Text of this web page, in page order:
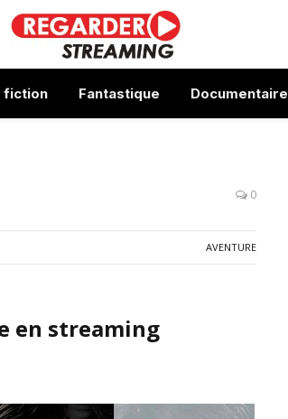
fiction Fantastique Documentaire
0
AVENTURE
en streaming